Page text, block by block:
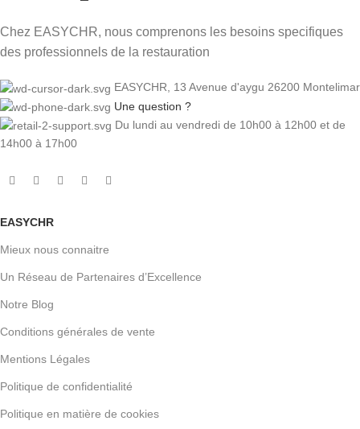
Chez EASYCHR, nous comprenons les besoins specifiques
des professionnels de la restauration
EASYCHR, 13 Avenue d'aygu 26200 Montelimar
Une question ?
Du lundi au vendredi de 10h00 à 12h00 et de
14h00 à 17h00
EASYCHR
Mieux nous connaitre
Un Réseau de Partenaires d’Excellence
Notre Blog
Conditions générales de vente
Mentions Légales
Politique de confidentialité
Politique en matière de cookies